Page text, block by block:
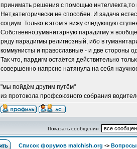
принимать решения с помощью интеллекта,то
Нет,категорически не способен. И задача
социум. Только в этом я вижу следующую
Собственно,гуманитарную парадигму я
ряду парадигмы религиозный, ибо в
коммунисты и православные - и две стороны
Так что, пардигм остаётся действительно
совершенно напрсно натянула на себя
"мы пойдём другим путём"
из протокола профсоюзного собрания
Показать сообщения:
Список форумов malchish.org -> Вопросы